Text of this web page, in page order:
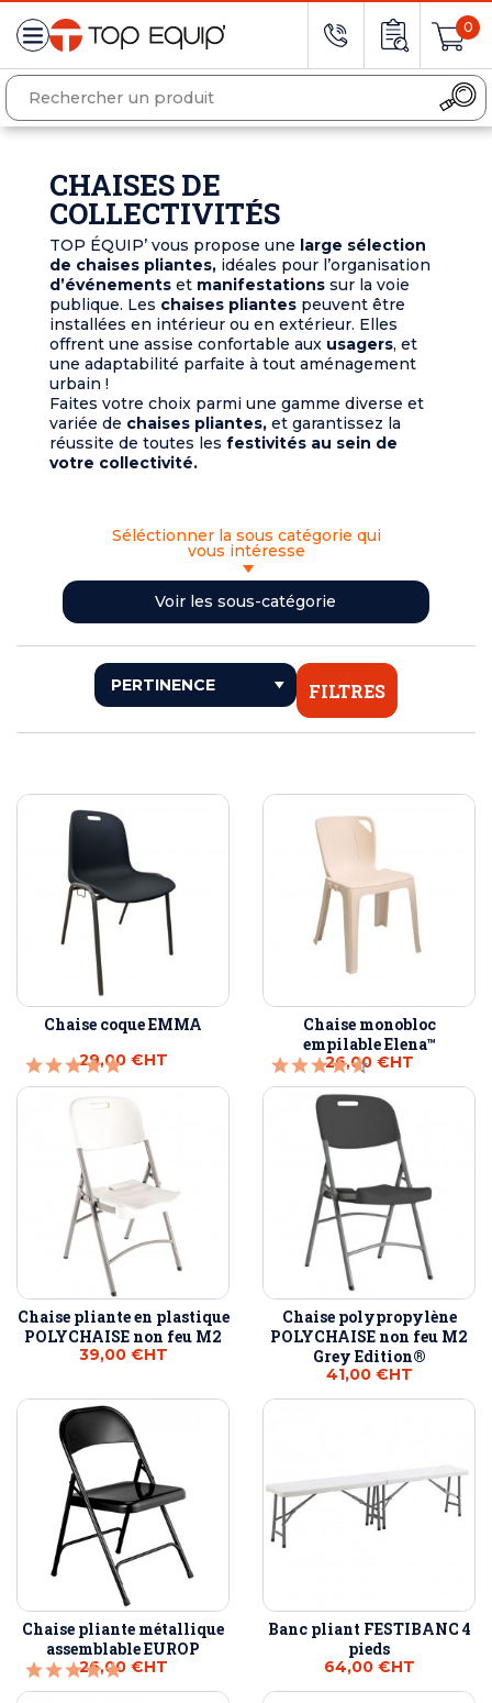
0
CHAISES DE
COLLECTIVITÉS
TOP ÉQUIP’ vous propose une large sélection
de chaises pliantes, idéales pour l’organisation
d’événements et manifestations sur la voie
publique. Les chaises pliantes peuvent être
installées en intérieur ou en extérieur. Elles
offrent une assise confortable aux usagers, et
une adaptabilité parfaite à tout aménagement
urbain !
Faites votre choix parmi une gamme diverse et
variée de chaises pliantes, et garantissez la
réussite de toutes les festivités au sein de
votre collectivité.
Séléctionner la sous catégorie qui
vous intéresse
<< RETOUR
CHAISES EMPILABLES
BANCS PLIANTS
Voir les sous-catégorie
FILTRES
Chaise coque EMMA
29,00 €HT
Chaise monobloc
empilable Elena™
26,00 €HT
Chaise pliante en plastique
POLYCHAISE non feu M2
39,00 €HT
Chaise polypropylène
POLYCHAISE non feu M2
Grey Edition®
41,00 €HT
Chaise pliante métallique
assemblable EUROP
26,00 €HT
Banc pliant FESTIBANC 4
pieds
64,00 €HT